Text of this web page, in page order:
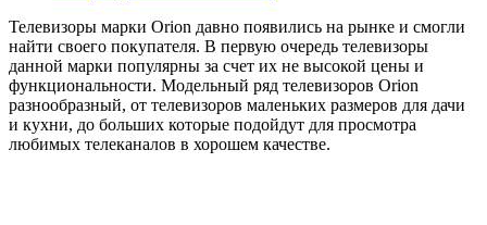
Телевизоры марки Orion давно появились на рынке и смогли
найти своего покупателя. В первую очередь телевизоры
данной марки популярны за счет их не высокой цены и
функциональности. Модельный ряд телевизоров Orion
разнообразный, от телевизоров маленьких размеров для дачи
и кухни, до больших которые подойдут для просмотра
любимых телеканалов в хорошем качестве.